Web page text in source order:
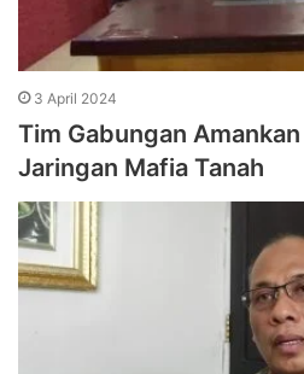
3 April 2024
Tim Gabungan
Jaringan Mafia Tanah